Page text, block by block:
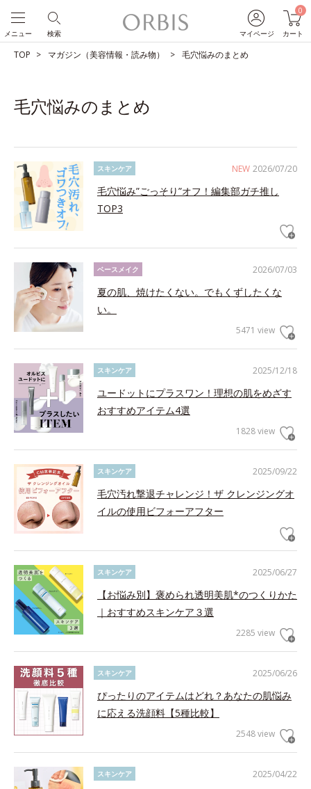
マイページ
0
カート
検索
メニュー
TOP マガジン（美容情報・読み物） 毛穴悩みのまとめ
毛穴悩みのまとめ
NEW 2026/07/20
スキンケア
毛穴悩み”ごっそり”オフ！編集部ガチ推し
TOP3
2026/07/03
ベースメイク
夏の肌、焼けたくない。でもくずしたくな
い。
5471 view
2025/12/18
スキンケア
ユードットにプラスワン！理想の肌をめざす
おすすめアイテム4選
1828 view
2025/09/22
スキンケア
毛穴汚れ撃退チャレンジ！ザ クレンジングオ
イルの使用ビフォーアフター
2025/06/27
スキンケア
【お悩み別】褒められ透明美肌*のつくりかた
｜おすすめスキンケア３選
2285 view
2025/06/26
スキンケア
ぴったりのアイテムはどれ？あなたの肌悩み
に応える洗顔料【5種比較】
2548 view
2025/04/22
スキンケア